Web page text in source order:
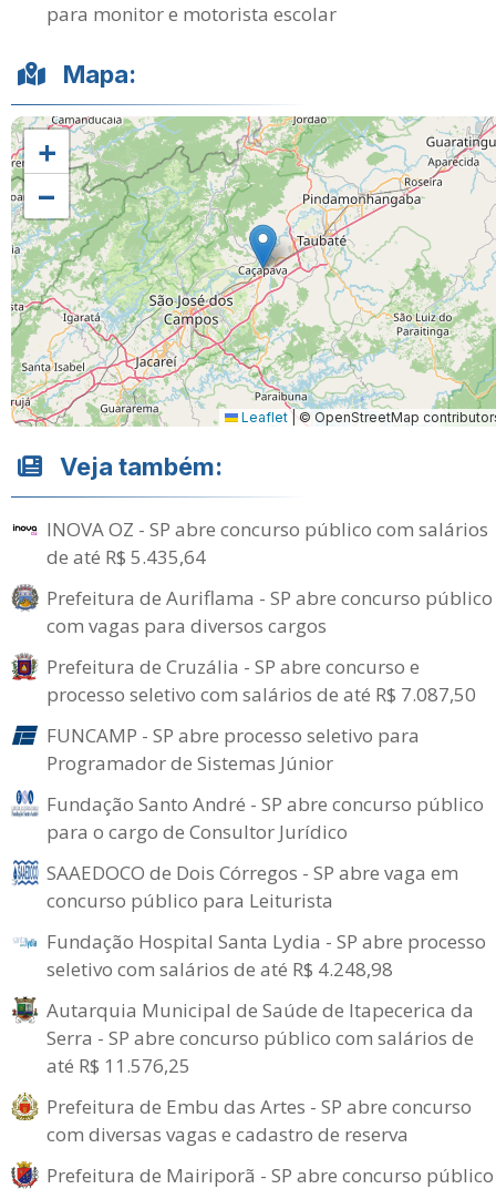
para monitor e motorista escolar
Mapa:
+
−
Leaflet |© OpenStreetMap
Veja também:
INOVA OZ - SP abre concurso público com salários
de até R$ 5.435,64
Prefeitura de Auriflama - SP abre concurso público
com vagas para diversos cargos
Prefeitura de Cruzália - SP abre concurso e
processo seletivo com salários de até R$ 7.087,50
FUNCAMP - SP abre processo seletivo para
Programador de Sistemas Júnior
Fundação Santo André - SP abre concurso público
para o cargo de Consultor Jurídico
SAAEDOCO de Dois Córregos - SP abre vaga em
concurso público para Leiturista
Fundação Hospital Santa Lydia - SP abre processo
seletivo com salários de até R$ 4.248,98
Autarquia Municipal de Saúde de Itapecerica da
Serra - SP abre concurso público com salários de
até R$ 11.576,25
Prefeitura de Embu das Artes - SP abre concurso
com diversas vagas e cadastro de reserva
Prefeitura de Mairiporã - SP abre concurso público